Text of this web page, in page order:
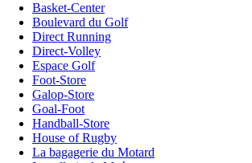
Basket-Center
Boulevard du Golf
Direct Running
Direct-Volley
Espace Golf
Foot-Store
Galop-Store
Goal-Foot
Handball-Store
House of Rugby
La bagagerie du Motard